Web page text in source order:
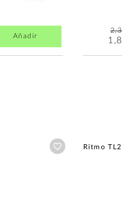
Añadir
Añadir a wishlist
Ritmo